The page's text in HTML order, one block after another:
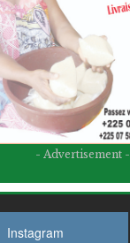
- Advertisement -
Instagram